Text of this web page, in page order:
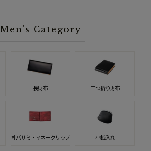
Men's Category
長財布 二つ折り財布
札バサミ・マネークリップ 小銭入れ